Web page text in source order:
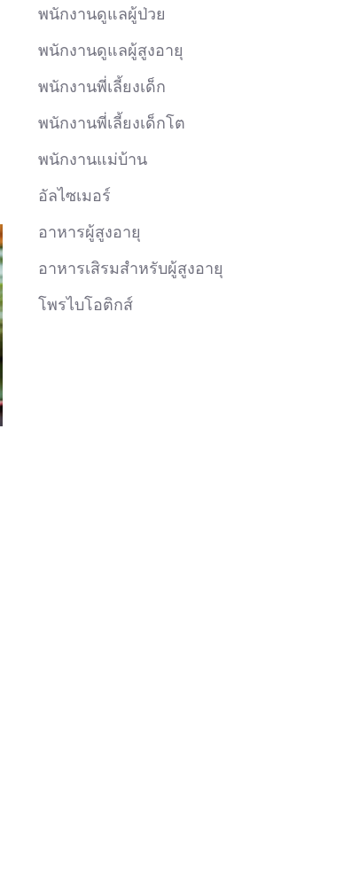
พนักงานดูแลผู้ป่วย
พนักงานดูแลผู้สูงอายุ
พนักงานพี่เลี้ยงเด็ก
พนักงานพี่เลี้ยงเด็กโต
พนักงานแม่บ้าน
อัลไซเมอร์
อาหารผู้สูงอายุ
อาหารเสิรมสำหรับผู้สูงอายุ
โพรไบโอติกส์